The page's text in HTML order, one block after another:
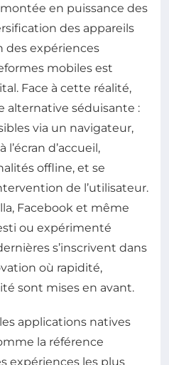
en puissance des
des appareils
des expériences
mobiles est
Face à cette réalité,
alternative séduisante :
via un navigateur,
d’accueil,
offline, et se
de l’utilisateur.
Facebook et même
ou expérimenté
s’inscrivent dans
où rapidité,
sont mises en avant.
applications natives
la référence
expériences les plus